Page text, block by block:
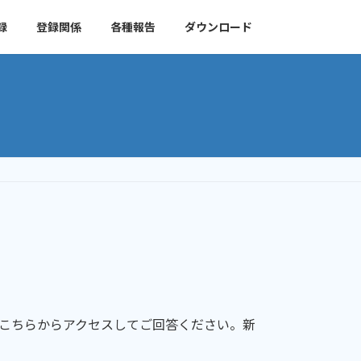
登録関係 各種報告 ダウンロード
ちらからアクセスしてご回答ください。新